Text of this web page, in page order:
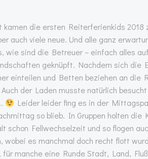
die ersten Reiterferienkids 2018
auch viele neue. Und alle ganz
wie sind die Betreuer – einfach alles
geknüpft. Nachdem sich die
einteilen und Betten beziehen an die
der Laden musste natürlich
Leider leider fing es in der
so blieb. In Gruppen holten
schon Fellwechselzeit und so flogen
wobei es manchmal doch recht flott
manche eine Runde Stadt, Land,